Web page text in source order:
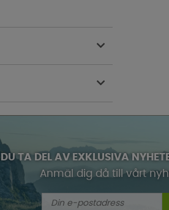
TA DEL AV EXKLUSIVA
Anmäl dig då till vårt